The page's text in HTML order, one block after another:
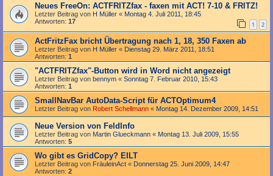
Neues FreeOn: ACTFRITZfax - faxen mit ACT! 7-10 & FRITZ!
Letzter Beitrag von H Müller « Montag 4. Juli 2011, 18:45
Antworten: 17 1 2
ActFritzFax bricht Übertragung nach 1, 18, 350 Faxen ab
Letzter Beitrag von H Müller « Dienstag 29. März 2011, 18:51
Antworten: 1
"ACTFRITZfax"-Button wird in Word nicht angezeigt
Letzter Beitrag von bennym « Sonntag 7. Februar 2010, 15:43
Antworten: 1
SmallNavBar AutoData-Script für ACTOptimum4
Letzter Beitrag von Robert Schellmann « Montag 14. Dezember 2009, 14:51
Neue Version von FeldInfo
Letzter Beitrag von Martin Glueckmann « Montag 13. Juli 2009, 15:55
Antworten: 5
Wo gibt es GridCopy? EILT
Letzter Beitrag von FräuleinAct « Donnerstag 25. Juni 2009, 14:47
Antworten: 2